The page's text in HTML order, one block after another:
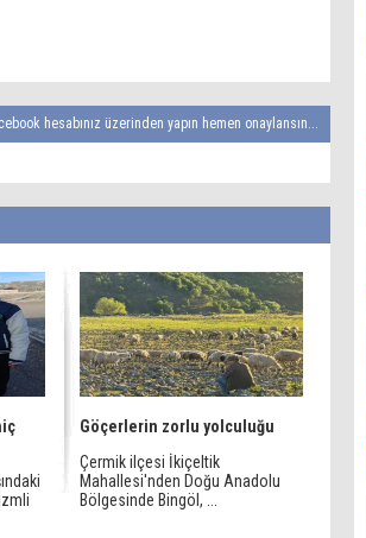
hesabınız üzerinden yapın hemen onaylansın...
Göçerlerin zorlu yolculuğu
Çermik ilçesi İkiçeltik
Mahallesi'nden Doğu Anadolu
Bölgesinde Bingöl, ...